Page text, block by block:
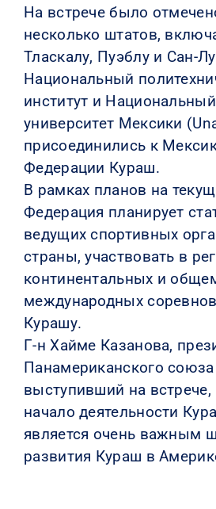
На встрече было
несколько штатов,
Тласкалу, Пуэблу и Сан-
Национальный
институт и
университет Мексики
присоединились к
Федерации Кураш.
В рамках планов на
Федерация планирует
ведущих спортивных
страны, участвовать в
континентальных и
международных
Курашу.
Г-н Хайме Казанова,
Панамериканского
выступивший на встрече,
начало деятельности
является очень важным
развития Кураш в